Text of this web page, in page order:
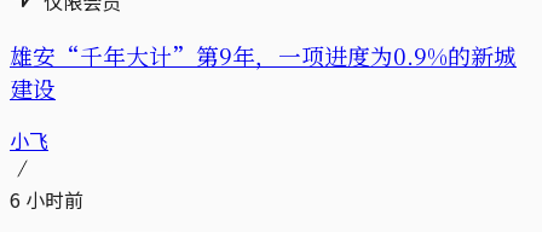
雄安“千年大计”第9年，一项进度为0.9%的新城
建设
小飞
6 小时前